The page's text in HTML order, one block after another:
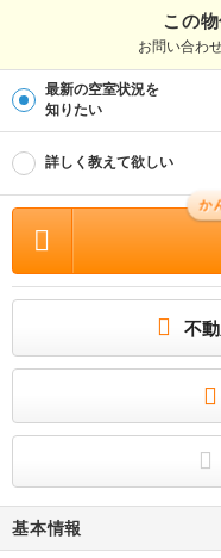
この
お問い合わ
最新の空室状況を
知りたい
詳しく教えて欲しい
か
不
基本情報